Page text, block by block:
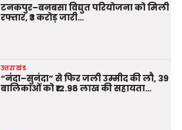
टनकपुर–बनबसा विद्युत परियोजना को मिली
रफ्तार, ₹3 करोड़ जारी…
उत्तराखंड
“नंदा–सुनंदा” से फिर जली उम्मीद की लौ, 39
बालिकाओं को ₹12.98 लाख की सहायता…